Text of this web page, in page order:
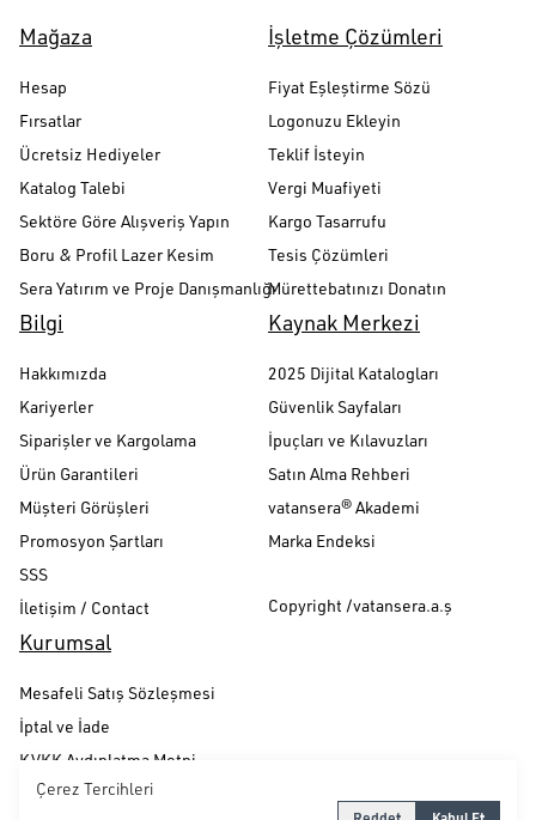
Çerez Tercihleri
Mağaza
Hesap
Fırsatlar
Ücretsiz Hediyeler
Katalog Talebi
Sektöre Göre Alışveriş Yapın
Boru & Profil Lazer Kesim
Sera Yatırım ve Proje Danışmanlığı
İşletme Çözümleri
Fiyat Eşleştirme Sözü
Logonuzu Ekleyin
Teklif İsteyin
Vergi Muafiyeti
Kargo Tasarrufu
Tesis Çözümleri
Mürettebatınızı Donatın
Bilgi
Hakkımızda
Kariyerler
Siparişler ve Kargolama
Ürün Garantileri
Müşteri Görüşleri
Promosyon Şartları
SSS
İletişim / Contact
Kaynak Merkezi
2025 Dijital Katalogları
Güvenlik Sayfaları
İpuçları ve Kılavuzları
Satın Alma Rehberi
vatansera® Akademi
Marka Endeksi
Copyright /vatansera.a.ş
Kurumsal
Mesafeli Satış Sözleşmesi
İptal ve İade
KVKK Aydınlatma Metni
Gizlilik ve Güvenlik Politikası